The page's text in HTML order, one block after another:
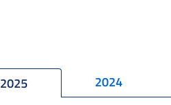
2025 2024